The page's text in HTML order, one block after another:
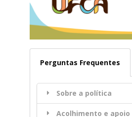
Perguntas Frequentes
Sobre a política
Acolhimento e